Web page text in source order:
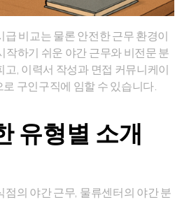
비교는 물론 안전한 근무 환경이
작하기 쉬운 야간 근무와 비전문 분
고, 이력서 작성과 면접 커뮤니케이
구인구직에 임할 수 있습니다.
유형별 소개
점의 야간 근무, 물류센터의 야간 분